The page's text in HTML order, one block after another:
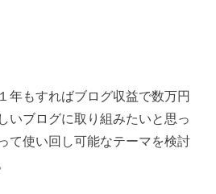
年もすればブログ収益で数万円
いブログに取り組みたいと思っ
て使い回し可能なテーマを検討